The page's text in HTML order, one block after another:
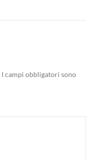
I campi obbligatori sono